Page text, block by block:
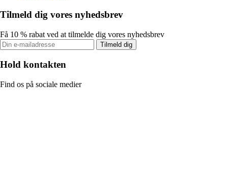
Tilmeld dig vores nyhedsbrev
Få 10 % rabat ved at tilmelde dig vores nyhedsbrev
Tilmeld dig
Hold kontakten
Find os på sociale medier